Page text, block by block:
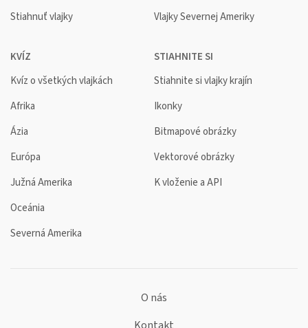
Stiahnuť vlajky
Vlajky Severnej Ameriky
KVÍZ
Kvíz o všetkých vlajkách
Afrika
Ázia
Európa
Južná Amerika
Oceánia
Severná Amerika
STIAHNITE SI
Stiahnite si vlajky krajín
Ikonky
Bitmapové obrázky
Vektorové obrázky
K vloženie a API
O nás